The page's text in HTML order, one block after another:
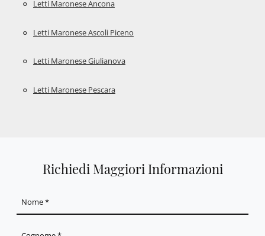
Letti Maronese Ancona
Letti Maronese Ascoli Piceno
Letti Maronese Giulianova
Letti Maronese Pescara
Richiedi Maggiori Informazioni